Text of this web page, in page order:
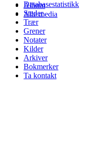
Album
Alle media
Databasestatistikk
Steder
Trær
Grener
Notater
Kilder
Arkiver
Bokmerker
Ta kontakt